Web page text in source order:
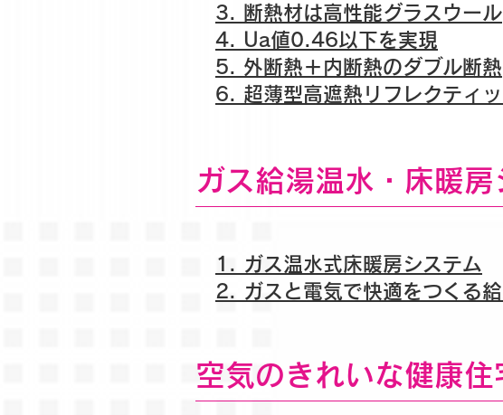
3. 断熱材は高性能グラスウール
4. Ua値0.46以下を実現
5. 外断熱＋内断熱のダブル断熱
6. 超薄型高遮熱リフレクティ
ガス給湯温水・床暖房
1. ガス温水式床暖房システム
2. ガスと電気で快適をつくる
空気のきれいな健康住